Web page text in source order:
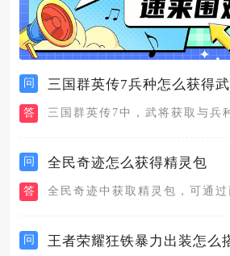
问 三国群英传7兵种怎么获得
答
问 全民奇迹怎么获得精灵包
答
问 王者荣耀狂铁暴力出装怎么